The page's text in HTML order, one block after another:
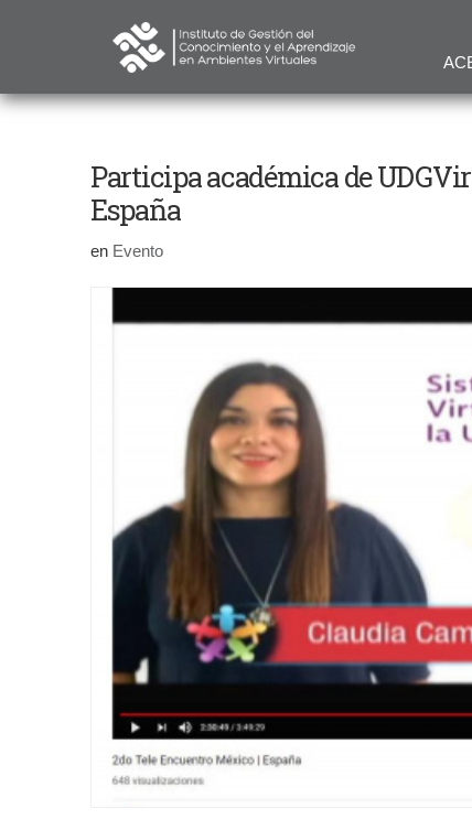
Participa académica de
España
en Evento